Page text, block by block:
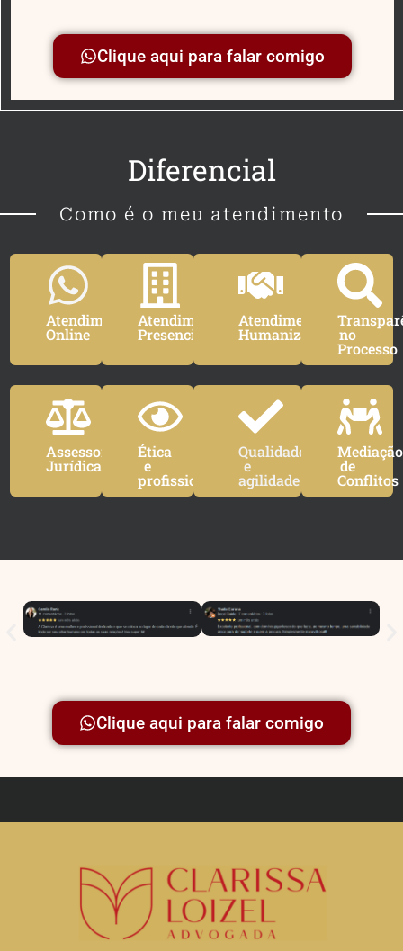
Clique aqui para falar comigo
Diferencial
Como é o meu atendimento
Atendimento
Online
Atendimento
Presencial
Atendimento
Humanizado no
Processo
Assessoria
Jurídica
Ética
e
profissionalismo
Qualidade
e
agilidade
Mediação
de
Conflitos
Clique aqui para falar comigo